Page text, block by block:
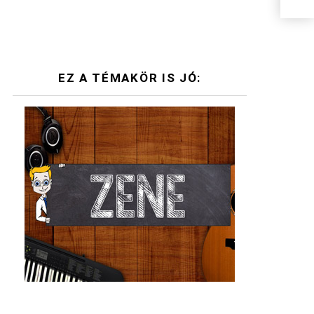
EZ A TÉMAKÖR IS JÓ: